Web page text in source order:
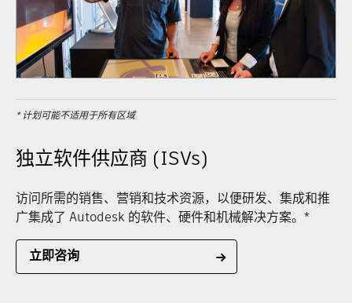
* 计划可能不适用于所有区域
独立软件供应商 (ISVs)
访问所需的销售、营销和技术资源，以便研发、集成和推
广集成了 Autodesk 的软件、硬件和机械解决方案。*
立即咨询